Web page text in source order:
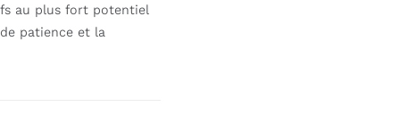
au plus fort potentiel
patience et la